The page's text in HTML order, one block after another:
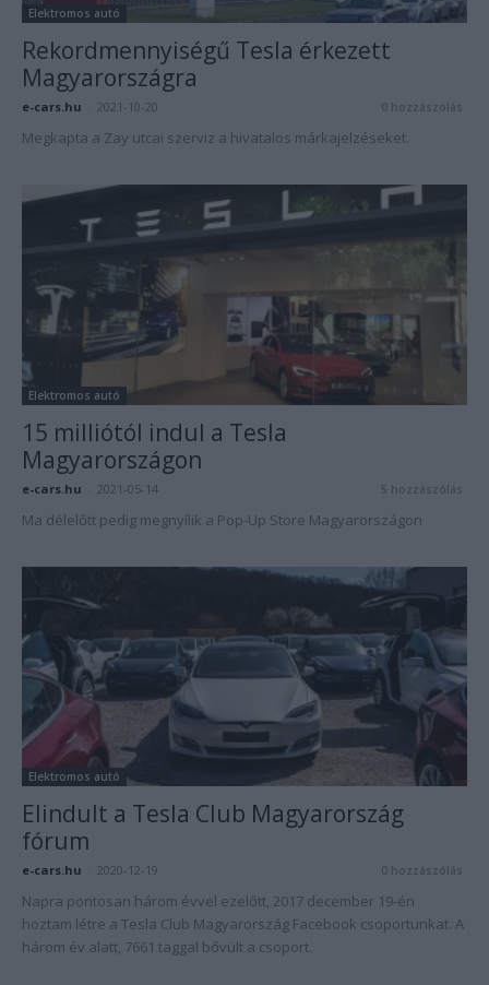
Elektromos autó
Rekordmennyiségű Tesla érkezett
Magyarországra
e-cars.hu 2021-10-20 0 hozzászólás
Megkapta a Zay utcai szerviz a hivatalos márkajelzéseket.
Elektromos autó
15 milliótól indul a Tesla
Magyarországon
e-cars.hu 2021-05-14 5 hozzászólás
Ma délelőtt pedig megnyílik a Pop-Up Store Magyarországon
Elektromos autó
Elindult a Tesla Club Magyarország
fórum
e-cars.hu 2020-12-19 0 hozzászólás
Napra pontosan három évvel ezelőtt, 2017 december 19-én
hoztam létre a Tesla Club Magyarország Facebook csoportunkat. A
három év alatt, 7661 taggal bővült a csoport.